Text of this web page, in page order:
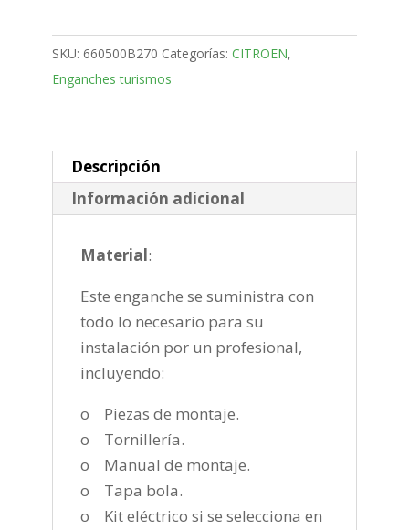
Larga
Bola
fija
cantidad
SKU: 660500B270 Categorías: CITROEN,
Enganches turismos
Descripción
Información adicional
Material:
Este enganche se suministra con
todo lo necesario para su
instalación por un profesional,
incluyendo:
o Piezas de montaje.
o Tornillería.
o Manual de montaje.
o Tapa bola.
o Kit eléctrico si se selecciona en